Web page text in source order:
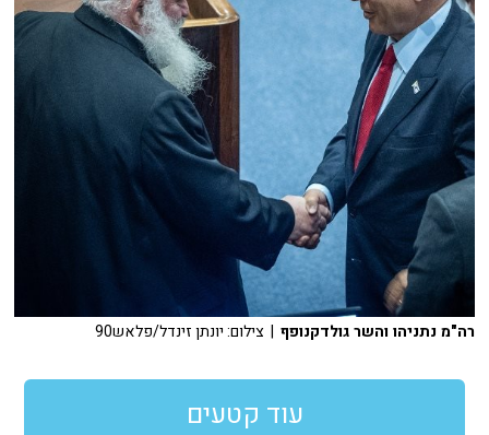
רה"מ נתניהו והשר גולדקנופף | צילום: יונתן זינדל/פלאש90
עוד קטעים